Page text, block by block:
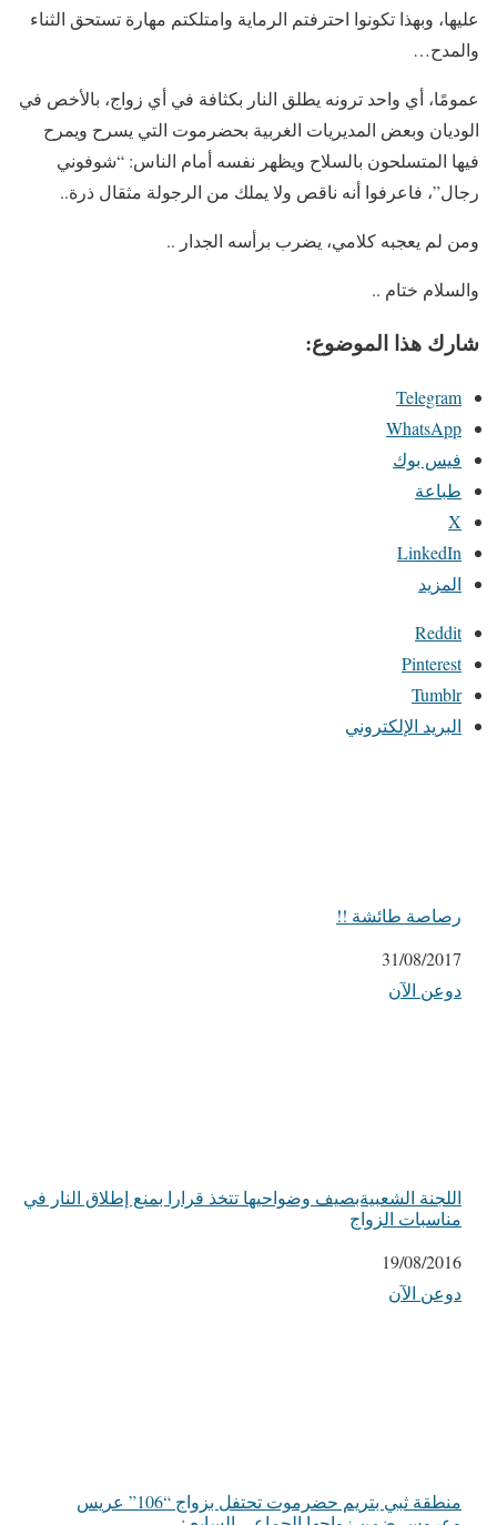
عليها، وبهذا تكونوا احترفتم الرماية وامتلكتم مهارة تستحق الثناء
والمدح…
عمومًا، أي واحد ترونه يطلق النار بكثافة في أي زواج، بالأخص في
الوديان وبعض المديريات الغربية بحضرموت التي يسرح ويمرح
فيها المتسلحون بالسلاح ويظهر نفسه أمام الناس: “شوفوني
رجال”، فاعرفوا أنه ناقص ولا يملك من الرجولة مثقال ذرة..
ومن لم يعجبه كلامي، يضرب برأسه الجدار ..
والسلام ختام ..
شارك هذا الموضوع:
Telegram
WhatsApp
فيس بوك
طباعة
X
LinkedIn
المزيد
Reddit
Pinterest
Tumblr
البريد الإلكتروني
رصاصة طائشة !!
التاريخ
31/08/2017
في ما يتعلق بما يأتي
دوعن الآن
اللجنة الشعبيةبصيف وضواحيها تتخذ قرارا بمنع إطلاق النار في
مناسبات الزواج
التاريخ
19/08/2016
في ما يتعلق بما يأتي
دوعن الآن
منطقة ثبي بتريم حضرموت تحتفل بزواج “106” عريس